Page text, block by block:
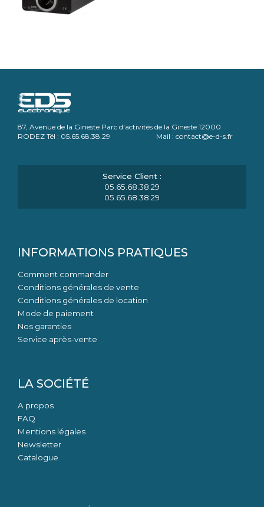
87, Avenue de la Gineste Parc d'activités de la Gineste 12000
RODEZ Tél : 05.65.68.38.29 Mail : contact@e-d-s.fr
05.65.68.38.29
05.65.68.38.29
INFORMATIONS PRATIQUES
Comment commander
Conditions générales de vente
Conditions générales de location
Mode de paiement
Nos garanties
Service après-vente
LA SOCIÉTÉ
A propos
FAQ
Mentions légales
Newsletter
Catalogue